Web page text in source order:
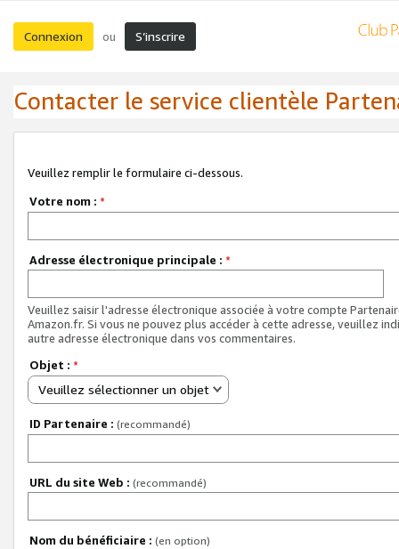
Connexion ou S’inscrire
Contacter le service clientèle
Veuillez remplir le formulaire ci-dessous.
Votre nom : *
Adresse électronique principale : *
Veuillez saisir l'adresse électronique associée à votre compte
Amazon.fr. Si vous ne pouvez plus accéder à cette adresse, veuillez
autre adresse électronique dans vos commentaires.
Objet : *
Veuillez sélectionner un objet
ID Partenaire : (recommandé)
URL du site Web : (recommandé)
Nom du bénéficiaire : (en option)